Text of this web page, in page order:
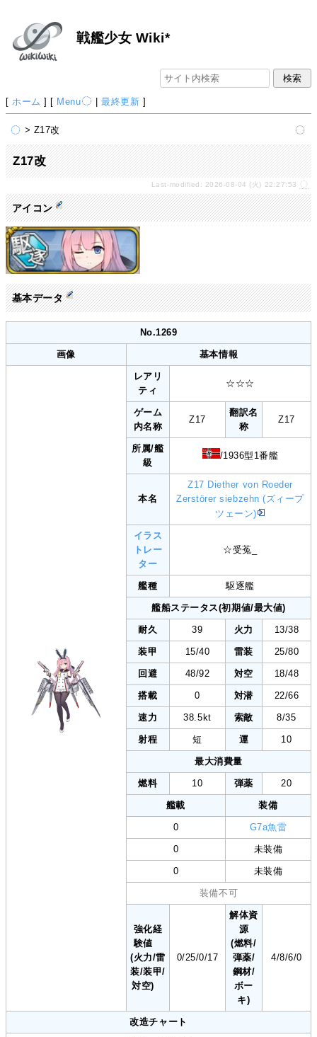
戦艦少女 Wiki*
[ ホーム ] [ Menu |最終更新 ]
> Z17改
Z17改
Last-modified: 2026-08-04 (火) 22:27:53
アイコン
基本データ
No.1269
画像 基本情報
レアリ
ティ
☆☆☆
ゲーム
内名称
Z17
翻訳名
称
Z17
所属/艦
級
/1936型1番艦
本名
Z17 Diether von Roeder
Zerstörer siebzehn (ズィープ
ツェーン)
イラス
トレー
ター
☆受菟_
艦種 駆逐艦
艦船ステータス(初期値/最大値)
耐久 39 火力 13/38
装甲 15/40 雷装 25/80
回避 48/92 対空 18/48
搭載 0 対潜 22/66
速力 38.5kt 索敵 8/35
射程 短 運 10
最大消費量
燃料 10 弾薬 20
艦載 装備
0 G7a魚雷
0 未装備
0 未装備
装備不可
強化経
験値
(火力/雷
装/装甲/
対空)
0/25/0/17
解体資
源
(燃料/
弾薬/
鋼材/
ボー
キ)
4/8/6/0
改造チャート